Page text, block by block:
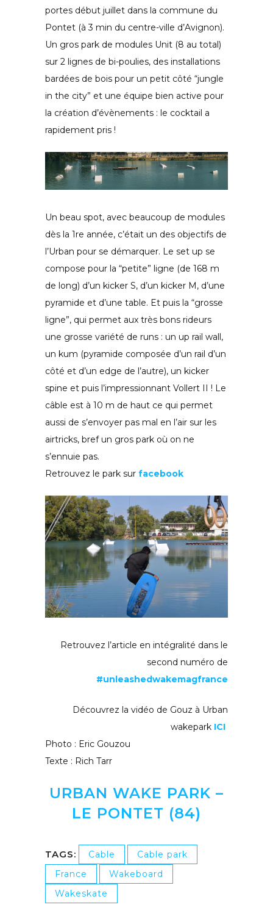
portes début juillet dans la commune du
Pontet (à 3 min du centre-ville d’Avignon).
Un gros park de modules Unit (8 au total)
sur 2 lignes de bi-poulies, des installations
bardées de bois pour un petit côté “jungle
in the city” et une équipe bien active pour
la création d’évènements : le cocktail a
rapidement pris !
Un beau spot, avec beaucoup de modules
dès la 1re année, c’était un des objectifs de
l’Urban pour se démarquer. Le set up se
compose pour la “petite” ligne (de 168 m
de long) d’un kicker S, d’un kicker M, d’une
pyramide et d’une table. Et puis la “grosse
ligne”, qui permet aux très bons rideurs
une grosse variété de runs : un up rail wall,
un kum (pyramide composée d’un rail d’un
côté et d’un edge de l’autre), un kicker
spine et puis l’impressionnant Vollert II ! Le
câble est à 10 m de haut ce qui permet
aussi de s’envoyer pas mal en l’air sur les
airtricks, bref un gros park où on ne
s’ennuie pas.
Retrouvez le park sur facebook
Retrouvez l’article en intégralité dans le
second numéro de
#unleashedwakemagfrance
Découvrez la vidéo de Gouz à Urban
wakepark ICI
Photo : Eric Gouzou
Texte : Rich Tarr
URBAN WAKE PARK –
LE PONTET (84)
TAGS: Cable
Cable park
France
Wakeboard
Wakeskate